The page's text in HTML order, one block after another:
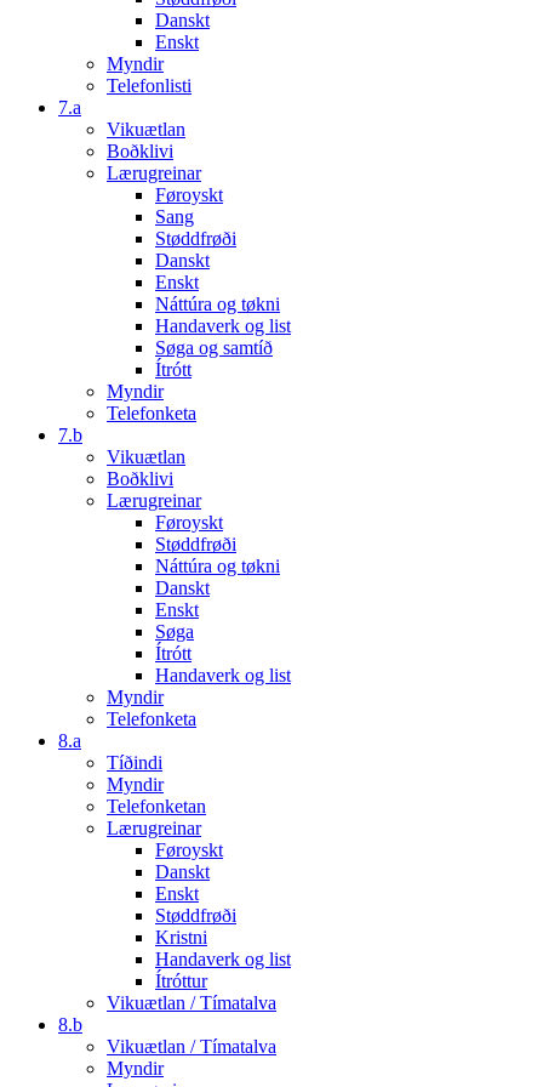
Danskt
Enskt
Myndir
Telefonlisti
7.a
Vikuætlan
Boðklivi
Lærugreinar
Føroyskt
Sang
Støddfrøði
Danskt
Enskt
Náttúra og tøkni
Handaverk og list
Søga og samtíð
Ítrótt
Myndir
Telefonketa
7.b
Vikuætlan
Boðklivi
Lærugreinar
Føroyskt
Støddfrøði
Náttúra og tøkni
Danskt
Enskt
Søga
Ítrótt
Handaverk og list
Myndir
Telefonketa
8.a
Tíðindi
Myndir
Telefonketan
Lærugreinar
Føroyskt
Danskt
Enskt
Støddfrøði
Kristni
Handaverk og list
Ítróttur
Vikuætlan / Tímatalva
8.b
Vikuætlan / Tímatalva
Myndir